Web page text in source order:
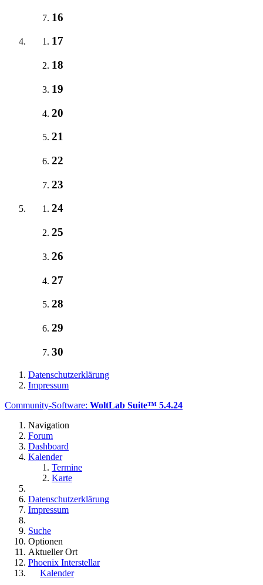
16
17
18
19
20
21
22
23
24
25
26
27
28
29
30
Datenschutzerklärung
Impressum
Community-Software: WoltLab Suite™ 5.4.24
Navigation
Forum
Dashboard
Kalender
Termine
Karte
Datenschutzerklärung
Impressum
Suche
Optionen
Aktueller Ort
Phoenix Interstellar
Kalender